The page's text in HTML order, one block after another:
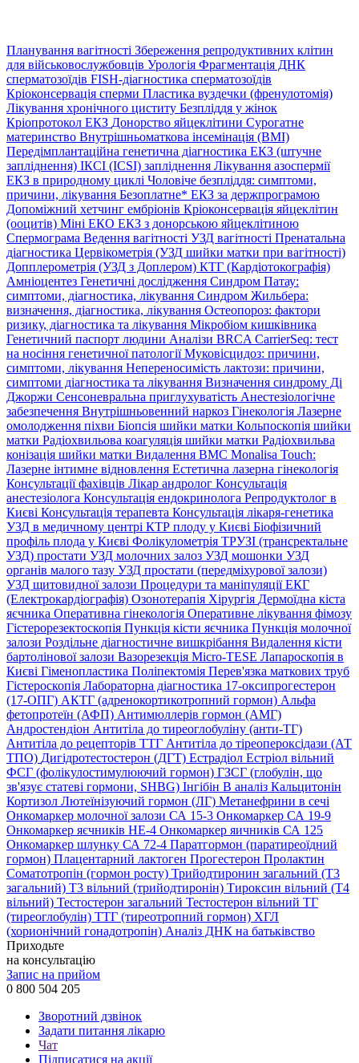
Планування вагітності Збереження репродуктивних клітин
для військовослужбовців Урологія Фрагментація ДНК
сперматозоїдів FISH-діагностика сперматозоїдів
Кріоконсервація сперми Пластика вуздечки (френулотомія)
Лікування хронічного циститу Безпліддя у жінок
Кріопротокол ЕКЗ Донорство яйцеклітини Сурогатне
материнство Внутрішньоматкова інсемінація (ВМІ)
Передімплантаційна генетична діагностика ЕКЗ (штучне
запліднення) ІКСІ (ICSI) запліднення Лікування азоспермії
ЕКЗ в природному циклі Чоловіче безпліддя: симптоми,
причини, лікування Безоплатне* ЕКЗ за держпрограмою
Допоміжний хетчинг ембріонів Кріоконсервація яйцеклітин
(ооцитів) Міні ЕКО ЕКЗ з донорською яйцеклітиною
Спермограма Ведення вагітності УЗД вагітності Пренатальна
діагностика Цервікометрія (УЗД шийки матки при вагітності)
Допплерометрія (УЗД з Доплером) КТГ (Кардіотокографія)
Амніоцентез Генетичні дослідження Синдром Патау:
симптоми, дiагностика, лiкування Синдром Жильбера:
визначення, діагностика, лікування Остеопороз: фактори
ризику, діагностика та лікування Мікробіом кишківника
Генетичний паспорт людини Аналізи BRCA CarrierSeq: тест
на носіння генетичної патологіїМуковісцидоз: причини,
симптоми, лікування Непереносимість лактози: причини,
симптоми діагностика та лікування Визначення синдрому Ді
Джоржи Сенсоневральна приглухуватість Анестезіологічне
забезпечення Внутрішньовенний наркоз Гінекологія Лазерне
омолодження піхви Біопсія шийки матки Кольпоскопія шийки
матки Радіохвильова коагуляція шийки матки Радіохвильва
конізація шийки матки Видалення ВМС Monalisa Touch:
Лазерне інтимне відновлення Естетична лазерна гінекологія
Консультації фахівців Лікар андролог Консультація
анестезіолога Консультація ендокринолога Репродуктолог в
Києві Консультація терапевта Консультація лікаря-генетика
УЗД в медичному центрі КТР плоду у Києві Біофізичний
профіль плода у Києві Фолікулометрія ТРУЗІ (трансректальне
УЗД) простати УЗД молочних залоз УЗД мошонки УЗД
органів малого тазу УЗД простати (передміхурової залози)
УЗД щитовидної залози Процедури та маніпуляціїЕКГ
(Електрокардіографія) Озонотерапія Хірургія Дермоїдна кіста
яєчника Оперативна гінекологія Оперативне лікування фімозу
Гістерорезектоскопія Пункція кісти яєчника Пункція молочної
залози Роздільне діагностичне вишкрібання Видалення кісти
бартолінової залози Вазорезекція Micro-TESE Лапароскопія в
Києві Гіменопластика Поліпектомія Перев'язка маткових труб
Гістероскопія Лабораторна діагностика 17-оксипрогестерон
(17-ОПГ) АКТГ (адренокортикотропний гормон) Альфа
фетопротеїн (АФП) Антимюллерів гормон (АМГ)
Андростендіон Антитіла до тиреоглобуліну (анти-ТГ)
Антитіла до рецепторів ТТГ Антитіла до тіреопероксідази (АТ
ТПО) Дигідротестостерон (ДГТ) Естрадіол Естріол вільний
ФСГ (фолікулостимулюючий гормон) ГЗСГ (глобулін, що
зв'язує статеві гормони, SHBG) Інгібін B аналіз Кальцитонін
Кортизол Лютеїнізуючий гормон (ЛГ) Метанефрини в сечі
Онкомаркер молочної залози СА 15-3 Онкомаркер СА 19-9
Онкомаркер яєчників НЕ-4 Онкомаркер яичників СА 125
Онкомаркер шлунку СА 72-4 Паратгормон (паратиреоїдний
гормон) Плацентарний лактоген Прогестерон Пролактин
Соматотропін (гормон росту) Трийодтиронин загальний (Т3
загальний) Т3 вільний (трийодтиронін) Тироксин вільний (Т4
вільний) Тестостерон загальний Тестостерон вільний ТГ
(тиреоглобулін) ТТГ (тиреотропний гормон) ХГЛ
(хорионічний гонадотропін) Аналіз ДНК на батьківство
Приходьте
на консультацію
Запис на прийом
0 800 504 205
Зворотний дзвінок
Задати питання лікарю
Чат
Підписатися на акції